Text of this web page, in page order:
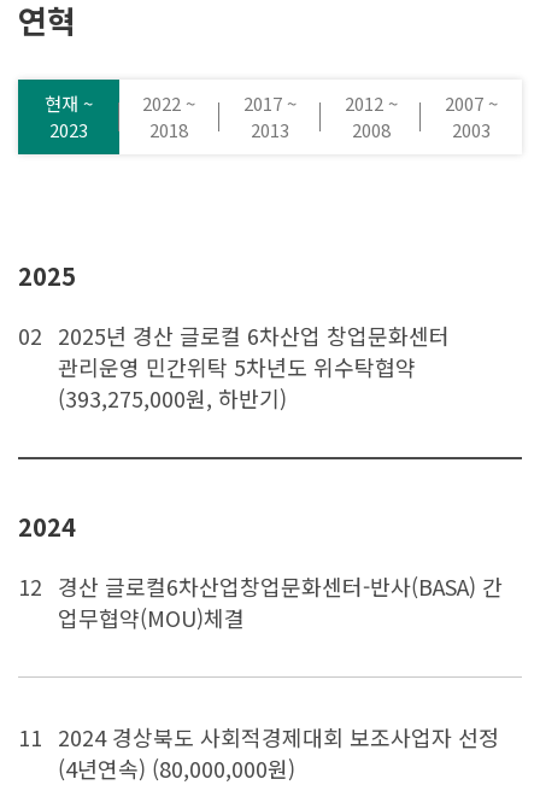
연혁
현재 ~
2023
2022 ~
2018
2017 ~
2013
2012 ~
2008
2007 ~
2003
2025
02 2025년 경산 글로컬 6차산업 창업문화센터
관리운영 민간위탁 5차년도 위수탁협약
(393,275,000원, 하반기)
2024
12 경산 글로컬6차산업창업문화센터-반사(BASA) 간
업무협약(MOU)체결
11 2024 경상북도 사회적경제대회 보조사업자 선정
(4년연속) (80,000,000원)